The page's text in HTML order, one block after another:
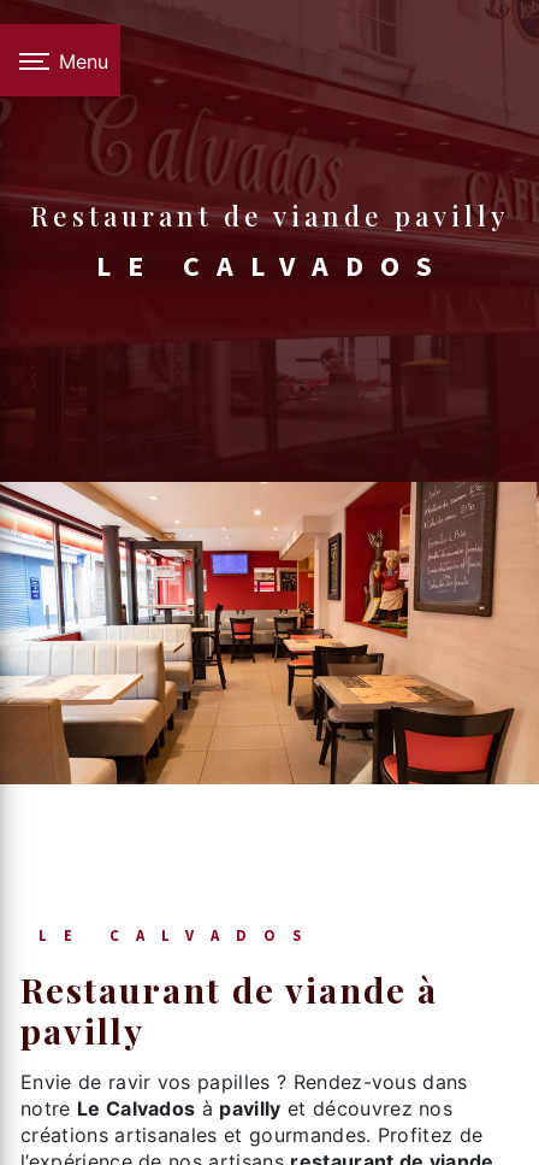
Menu
restaurant de viande pavilly
LE CALVADOS
LE CALVADOS
restaurant de viande à
pavilly
Envie de ravir vos papilles ? Rendez-vous dans
notre Le Calvados à pavilly et découvrez nos
créations artisanales et gourmandes. Profitez de
Panneau de gestion des cookies